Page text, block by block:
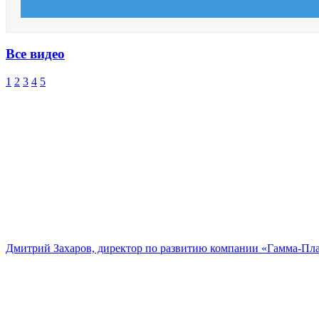
Все видео
1 2 3 4 5
Дмитрий Захаров, директор по развитию компании «Гамма-